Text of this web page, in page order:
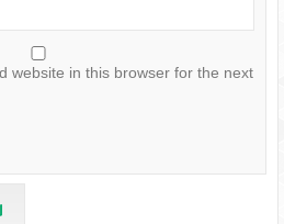
website in this browser for the next